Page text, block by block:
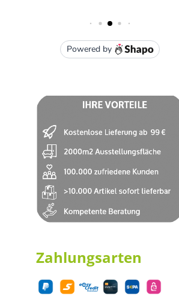
Zahlungsarten